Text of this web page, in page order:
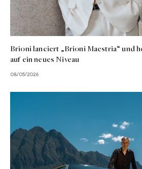
Brioni lanciert „Brioni Maestria“ und
auf ein neues Niveau
08/05/2026